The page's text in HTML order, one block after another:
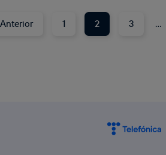
Anterior 1 2 3 …